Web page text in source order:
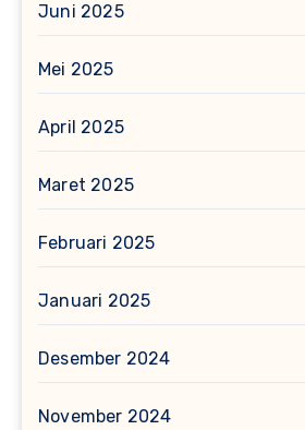
Juni 2025
Mei 2025
April 2025
Maret 2025
Februari 2025
Januari 2025
Desember 2024
November 2024